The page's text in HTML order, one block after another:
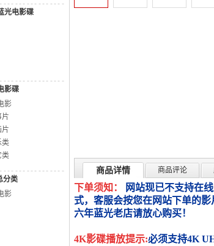
光电影碟
影碟
影
片
片
类
类
分类
影
商品详情 商品评论
下单须知：
网站现已不支持在
式，客服会按您在网站下单的
六年蓝光老店请放心购买！
4K影碟播放提示:必须支持4K